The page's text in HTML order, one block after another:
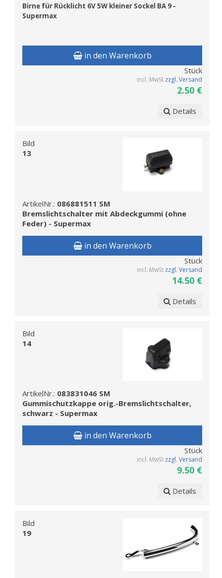
Birne für Rücklicht 6V 5W kleiner Sockel BA 9 -
Supermax
in den Warenkorb
Stück
incl. MwSt zzgl. Versand
2.50 €
Details
Bild
13
ArtikelNr.: 086881511 SM
Bremslichtschalter mit Abdeckgummi (ohne
Feder) - Supermax
in den Warenkorb
Stück
incl. MwSt zzgl. Versand
14.50 €
Details
Bild
14
ArtikelNr.: 083831046 SM
Gummischutzkappe orig.-Bremslichtschalter,
schwarz - Supermax
in den Warenkorb
Stück
incl. MwSt zzgl. Versand
9.50 €
Details
Bild
19